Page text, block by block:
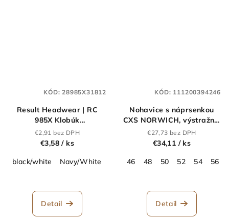
Result Headwear | RC
985X Klobúk
"Reversible"_28.985X
€2,91 bez DPH
€3,58/ ks
black/white
Navy/White red/white royal/white white/
Detail
KÓD:28985X31812
Nohavice s náprsenkou
CXS NORWICH, výstražné,
pánske, oranžovo - modré
€27,73 bez DPH
€34,11 / ks
46
48 50 52 54 56
Detail
KÓD: 111200394246